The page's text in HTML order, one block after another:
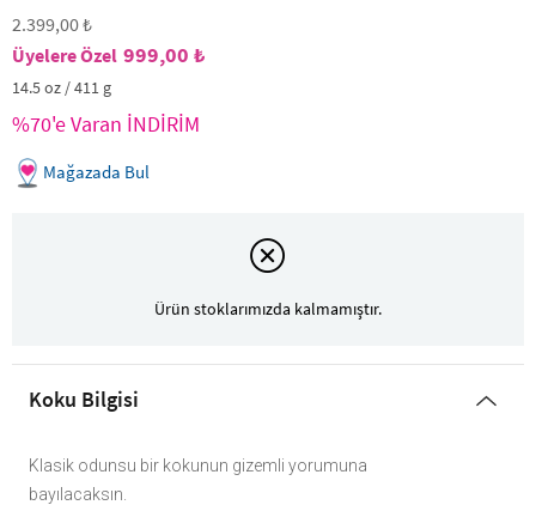
2.399,00 ₺
999,00 ₺
14.5 oz / 411 g
%70'e Varan İNDİRİM
Mağazada Bul
Ürün stoklarımızda kalmamıştır.
Koku Bilgisi
Klasik odunsu bir kokunun gizemli yorumuna
bayılacaksın.